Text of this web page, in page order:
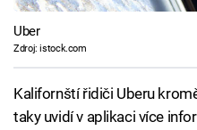
Uber
Zdroj: istock.com
Kalifornští řidiči Uberu
taky uvidí v aplikaci více